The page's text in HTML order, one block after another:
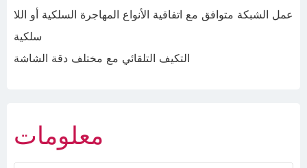
عمل الشبكة متوافق مع اتفاقية الأنواع المهاجرة السلكية أو اللا
سلكية
التكيف التلقائي مع مختلف دقة الشاشة
معلومات